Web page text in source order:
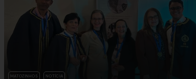
MATOZINHOS NOTÍCIA